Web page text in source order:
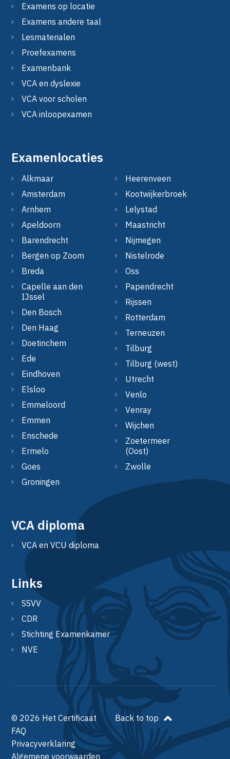
Examens op locatie
Examens andere taal
Lesmaterialen
Proefexamens
Examenbank
VCA en dyslexie
VCA voor scholen
VCA inloopexamen
Examenlocaties
Alkmaar
Amsterdam
Arnhem
Apeldoorn
Barendrecht
Bergen op Zoom
Breda
Capelle aan den
IJssel
Den Bosch
Den Haag
Doetinchem
Ede
Eindhoven
Elsloo
Emmeloord
Emmen
Enschede
Ermelo
Goes
Groningen
Heerenveen
Kootwijkerbroek
Lelystad
Maastricht
Nijmegen
Nistelrode
Oss
Papendrecht
Rijssen
Rotterdam
Terneuzen
Tilburg
Tilburg (west)
Utrecht
Venlo
Venray
Wijchen
Zoetermeer
(Oost)
Zwolle
VCA diploma
VCA en VCU diploma
Links
SSVV
CDR
Stichting Examenkamer
NVE
© 2026 Het Certificaat
FAQ
Privacyverklaring
Algemene voorwaarden
Back to top